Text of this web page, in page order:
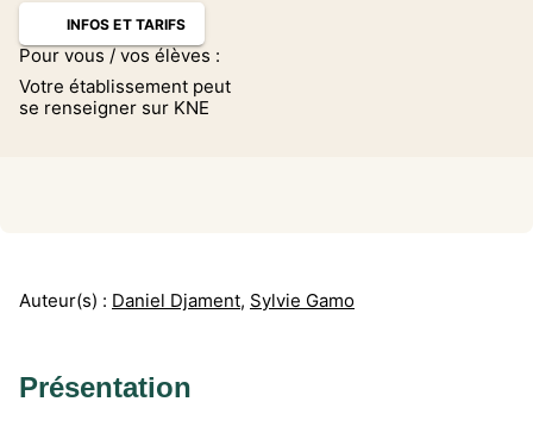
INFOS ET TARIFS
Pour vous / vos élèves :
Votre établissement peut
se renseigner sur KNE
Auteur(s) : Daniel Djament, Sylvie Gamo
Présentation